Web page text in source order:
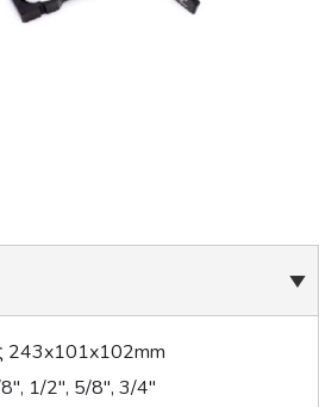
243x101x102mm
1/2″, 5/8″, 3/4″